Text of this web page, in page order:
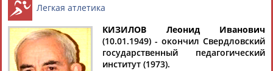
Найдено: 13181персон Расширенный поиск
Легкая атлетика
КИЗИЛОВ Леонид Иванович
(10.01.1949) - окончил Свердловский
государственный педагогический
институт (1973).